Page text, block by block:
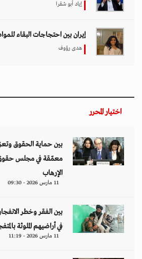
إياد أبو شقرا
إيران بين احتجاجات البقاء
هدى رؤوف
اختيار المحرر
بين حماية الحقوق
معمّقة في مجلس حقوق
الإرهاب
11 مارس 2026 - 09:30
بين الفقر وخطر
في أراضيهم الملوثة
11 مارس 2026 - 11:19